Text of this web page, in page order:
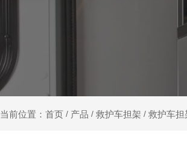
当前位置：首页 / 产品 / 救护车担架 / 救护车担